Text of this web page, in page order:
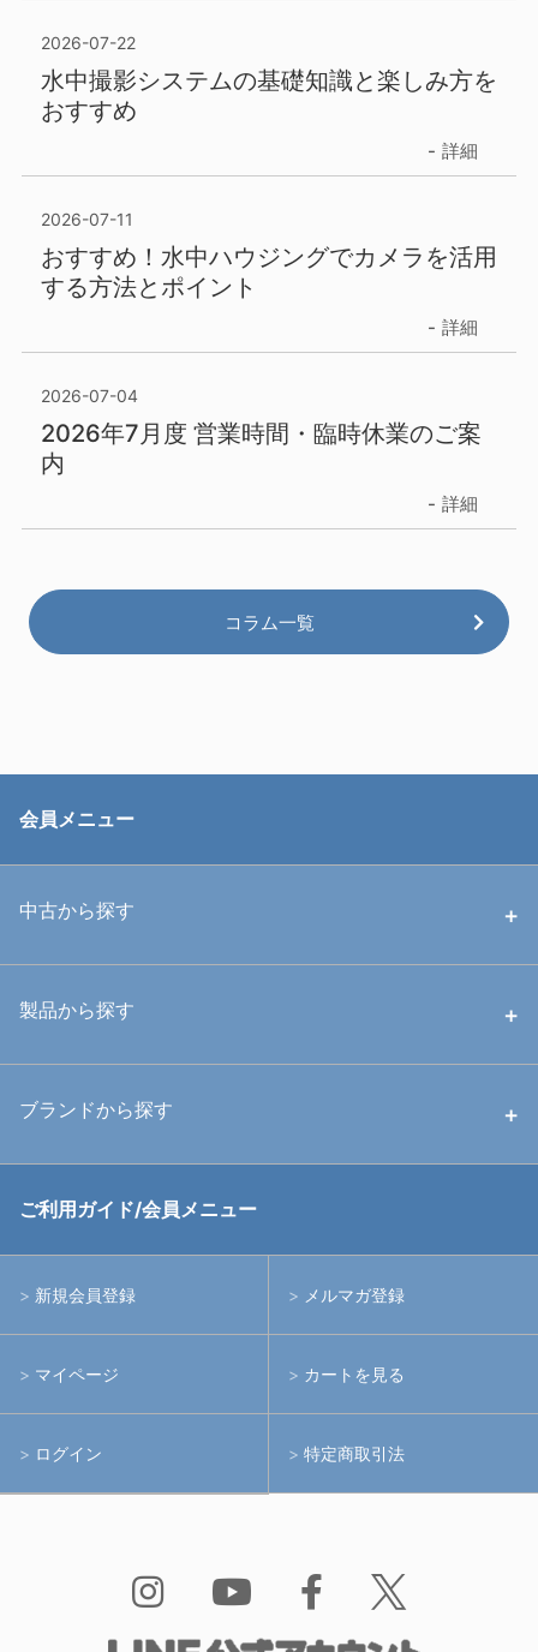
2026-07-22
水中撮影システムの基礎知識と楽しみ方を
おすすめ
詳細
2026-07-11
おすすめ！水中ハウジングでカメラを活用
する方法とポイント
詳細
2026-07-04
2026年7月度 営業時間・臨時休業のご案
内
詳細
コラム一覧
会員メニュー
中古から探す
中古ハウジング
中古アームシステム
製品から探す
ハウジング
ライト
アームシステム
アクションカメラ(GoPro等)
水中用品
ブランドから探す
RGBlue
イノン
ご利用ガイド/会員メニュー
新規会員登録 メルマガ登録
マイページ カートを見る
ログイン 特定商取引法